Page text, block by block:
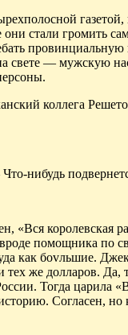
стали громить
провинциальную
свете — мужскую
коллега
нибудь
«Вся королевская
помощника по
как боvльшие.
же долларов. Да,
Тогда царила
Согласен, но